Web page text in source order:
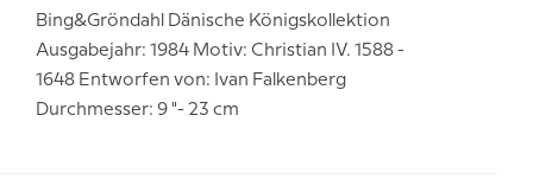
Bing&Gröndahl Dänische Königskollektion
Ausgabejahr: 1984 Motiv: Christian IV. 1588 -
1648 Entworfen von: Ivan Falkenberg
Durchmesser: 9 "- 23 cm